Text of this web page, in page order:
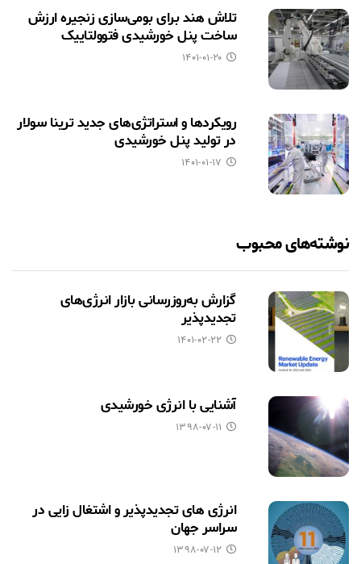
تلاش هند برای بومی‌سازی زنجیره ارزش
ساخت پنل خورشیدی فتوولتاییک
۱۴۰۱-۰۱-۲۰
رویکردها و استراتژی‌های جدید ترینا سولار
در تولید پنل خورشیدی
۱۴۰۱-۰۱-۱۷
نوشته‌های محبوب
گزارش به‌روزرسانی بازار انرژی‌های
تجدیدپذیر
۱۴۰۱-۰۲-۲۲
آشنایی با انرژی خورشیدی
۱۳۹۸-۰۷-۱۱
انرژی های تجدیدپذیر و اشتغال زایی در
سراسر جهان
۱۳۹۸-۰۷-۱۲